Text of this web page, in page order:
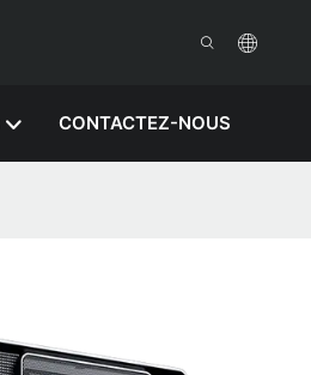
CONTACTEZ-NOUS